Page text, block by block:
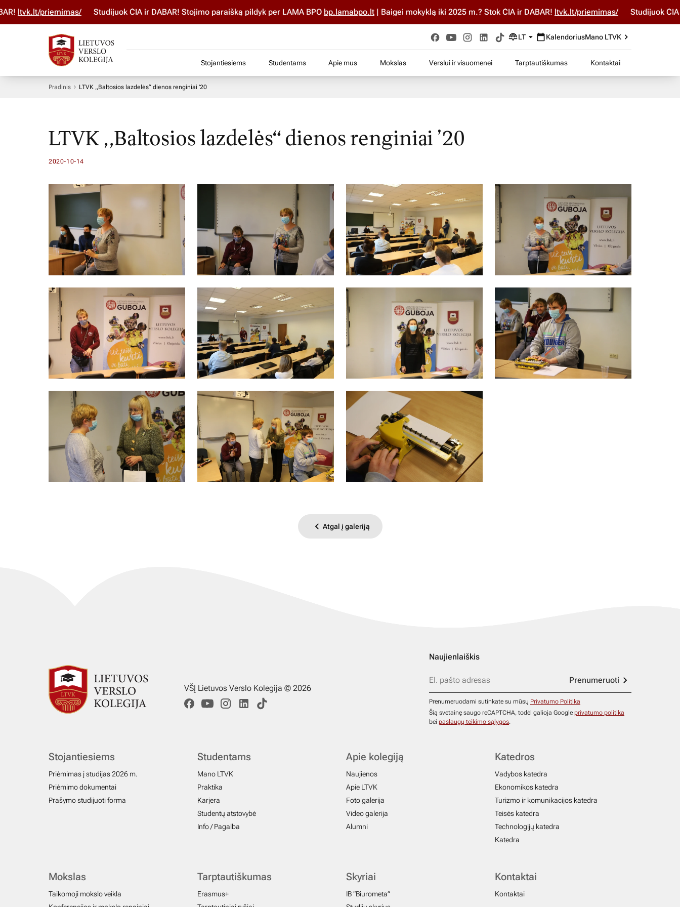
priemimas/ Studijuok ČIA ir DABAR! Stojimo paraišką pildyk per LAMA BPObp.lamabpo.lt| Baigei mokyklą iki 2025 m.? Stok ČIA ir DABAR!ltvk.lt/priemimas/ Studijuok ČIA ir
LT KalendoriusMano LTVK
Stojantiesiems Studentams Apie mus Mokslas Verslui ir visuomenei Tarptautiškumas Kontaktai
Pradinis LTVK ,,Baltosios lazdelės“ dienos renginiai ’20
LTVK ,,Baltosios lazdelės“ dienos renginiai ’20
2020-10-14
Atgal į galeriją
VŠĮ Lietuvos Verslo Kolegija © 2026
Naujienlaiškis
Prenumeruoti
Prenumeruodami sutinkate su mūsų Privatumo Politika
Šią svetainę saugo reCAPTCHA, todėl galioja Google privatumo politika
bei paslaugų teikimo sąlygos.
Stojantiesiems
Priėmimas į studijas 2026 m.
Priėmimo dokumentai
Prašymo studijuoti forma
Studentams
Mano LTVK
Praktika
Karjera
Studentų atstovybė
Info / Pagalba
Apie kolegiją
Naujienos
Apie LTVK
Foto galerija
Video galerija
Alumni
Katedros
Vadybos katedra
Ekonomikos katedra
Turizmo ir komunikacijos katedra
Teisės katedra
Technologijų katedra
Katedra
Mokslas
Taikomoji mokslo veikla
Tarptautiškumas
Erasmus+
Skyriai
IB “Biurometa”
Kontaktai
Kontaktai